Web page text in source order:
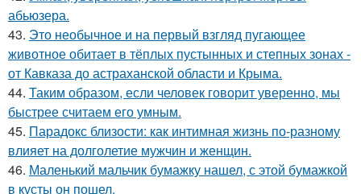
абьюзера.
43. Это необычное и на первый взгляд пугающее
животное обитает в тёплых пустынных и степных зонах -
от Кавказа до астраханской области и Крыма.
44. Таким образом, если человек говорит уверенно, мы
быстрее считаем его умным.
45. Парадокс близости: как интимная жизнь по-разному
влияет на долголетие мужчин и женщин.
46. Маленький мальчик бумажку нашел, с этой бумажкой
в кусты он пошел.